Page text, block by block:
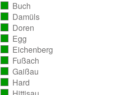
ausgezählt)
Buch
ausgezählt)
Damüls
ausgezählt)
Doren
ausgezählt)
Egg
ausgezählt)
Eichenberg
ausgezählt)
Fußach
ausgezählt)
Gaißau
ausgezählt)
Hard